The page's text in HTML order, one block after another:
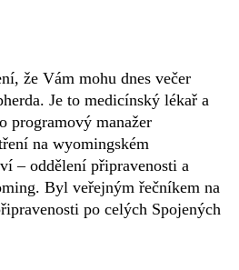
že Vám mohu dnes večer
Je to medicínský lékař a
programový manažer
na wyomingském
– oddělení připravenosti a
Byl veřejným řečníkem na
po celých Spojených